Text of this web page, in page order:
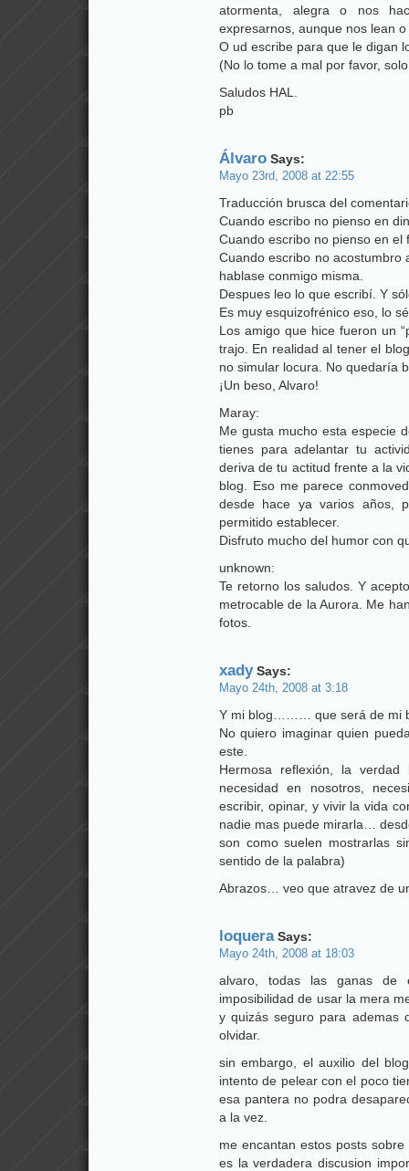
atormenta, alegra o nos
expresarnos, aunque nos lean o
O ud escribe para que le digan
(No lo tome a mal por favor,
Saludos HAL.
pb
Álvaro Says:
Mayo 23rd, 2008 at 22:55
Traducción brusca del
Cuando escribo no pienso en
Cuando escribo no pienso en el
Cuando escribo no acostumbro
hablase conmigo misma.
Despues leo lo que escribí. Y
Es muy esquizofrénico eso, lo
Los amigo que hice fueron un
trajo. En realidad al tener el
no simular locura. No quedaría
¡Un beso, Alvaro!
Maray:
Me gusta mucho esta especie
tienes para adelantar tu
deriva de tu actitud frente a la
blog. Eso me parece
desde hace ya varios años,
permitido establecer.
Disfruto mucho del humor con
unknown:
Te retorno los saludos. Y
metrocable de la Aurora. Me
fotos.
xadySays:
Mayo 24th, 2008 at 3:18
Y mi blog……… que será de mi
No quiero imaginar quien
este.
Hermosa reflexión, la
necesidad en nosotros,
escribir, opinar, y vivir la vida
nadie mas puede mirarla…
son como suelen mostrarlas
sentido de la palabra)
Abrazos… veo que atravez de
loqueraSays:
Mayo 24th, 2008 at 18:03
alvaro, todas las ganas de
imposibilidad de usar la mera
y quizás seguro para ademas
olvidar.
sin embargo, el auxilio del
intento de pelear con el poco
esa pantera no podra
a la vez.
me encantan estos posts
es la verdadera discusion